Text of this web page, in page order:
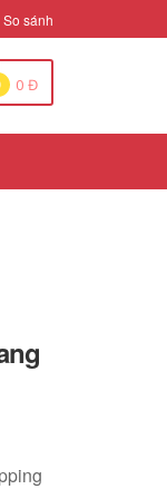
So sánh
0 Đ